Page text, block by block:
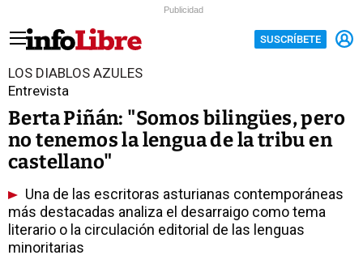
Publicidad
SUSCRÍBETE
LOS DIABLOS AZULES
Entrevista
Berta Piñán: "Somos bilingües, pero
no tenemos la lengua de la tribu en
castellano"
Una de las escritoras asturianas contemporáneas
más destacadas analiza el desarraigo como tema
literario o la circulación editorial de las lenguas
minoritarias